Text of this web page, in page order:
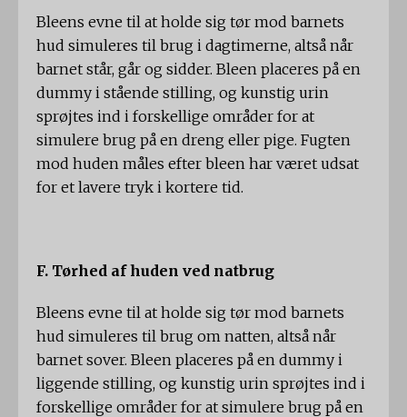
Bleens evne til at holde sig tør mod barnets
hud simuleres til brug i dagtimerne, altså når
barnet står, går og sidder. Bleen placeres på en
dummy i stående stilling, og kunstig urin
sprøjtes ind i forskellige områder for at
simulere brug på en dreng eller pige. Fugten
mod huden måles efter bleen har været udsat
for et lavere tryk i kortere tid.
F. Tørhed af huden ved natbrug
Bleens evne til at holde sig tør mod barnets
hud simuleres til brug om natten, altså når
barnet sover. Bleen placeres på en dummy i
liggende stilling, og kunstig urin sprøjtes ind i
forskellige områder for at simulere brug på en